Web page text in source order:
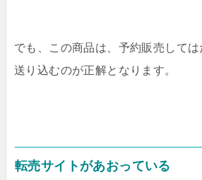
でも、この商品は、予約販売して
送り込むのが正解となります。
転売サイトがあおっている